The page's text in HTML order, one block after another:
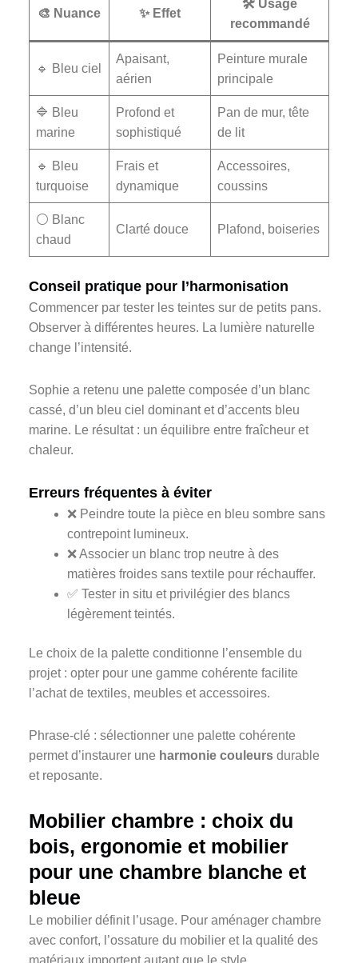
🎨 Nuance ✨ Effet
🛠️ Usage
recommandé
🔹 Bleu ciel
Apaisant,
aérien
Peinture murale
principale
🔷 Bleu
marine
Profond et
sophistiqué
Pan de mur, tête
de lit
🔹 Bleu
turquoise
Frais et
dynamique
Accessoires,
coussins
⚪ Blanc
chaud
Clarté douce Plafond, boiseries
Conseil pratique pour l’harmonisation
Commencer par tester les teintes sur de petits pans.
Observer à différentes heures. La lumière naturelle
change l’intensité.
Sophie a retenu une palette composée d’un blanc
cassé, d’un bleu ciel dominant et d’accents bleu
marine. Le résultat : un équilibre entre fraîcheur et
chaleur.
Erreurs fréquentes à éviter
❌ Peindre toute la pièce en bleu sombre sans
contrepoint lumineux.
❌ Associer un blanc trop neutre à des
matières froides sans textile pour réchauffer.
✅ Tester in situ et privilégier des blancs
légèrement teintés.
Le choix de la palette conditionne l’ensemble du
projet : opter pour une gamme cohérente facilite
l’achat de textiles, meubles et accessoires.
Phrase-clé : sélectionner une palette cohérente
permet d’instaurer une harmonie couleurs durable
et reposante.
Mobilier chambre : choix du
bois, ergonomie et mobilier
pour une chambre blanche et
bleue
Le mobilier définit l’usage. Pour aménager chambre
avec confort, l’ossature du mobilier et la qualité des